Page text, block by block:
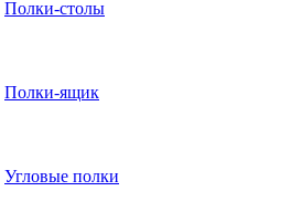
Полки-столы
Полки-ящик
Угловые полки